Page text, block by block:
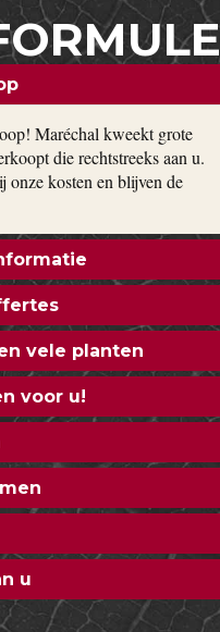
Maréchal kweekt grote
die rechtstreeks aan u.
onze kosten en blijven de
vele planten
voor u!
u